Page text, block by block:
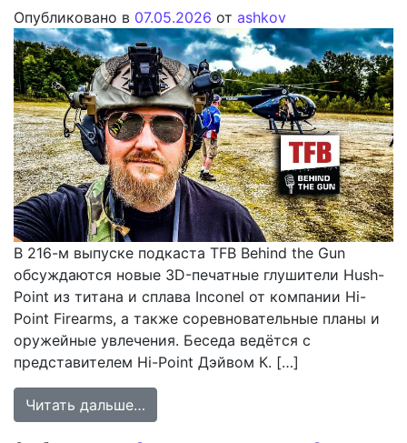
Опубликовано в 07.05.2026 от ashkov
В 216-м выпуске подкаста TFB Behind the Gun
обсуждаются новые 3D-печатные глушители Hush-
Point из титана и сплава Inconel от компании Hi-
Point Firearms, а также соревновательные планы и
оружейные увлечения. Беседа ведётся с
представителем Hi-Point Дэйвом К. […]
Читать дальше…